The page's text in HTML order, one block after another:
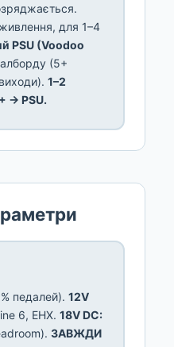
для 1–4
PSU (Voodoo
(5+
1–2
→ PSU.
педалей). 12V
6, EHX. 18V DC:
ЗАВЖДИ